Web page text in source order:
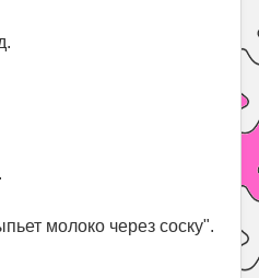
молоко через соску".